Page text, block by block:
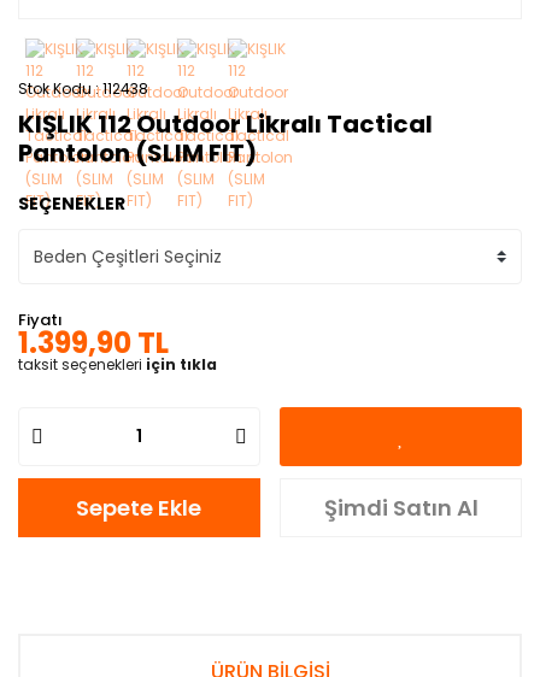
Stok Kodu 112438
KIŞLIK 112 Outdoor Likralı Tactical
Pantolon (SLIM FIT)
SEÇENEKLER
Fiyatı
1.399,90 TL
taksit seçenekleri için tıkla
Sepete Ekle Şimdi Satın Al